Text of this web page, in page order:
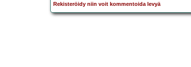
Rekisteröidy niin voit kommentoida levyä